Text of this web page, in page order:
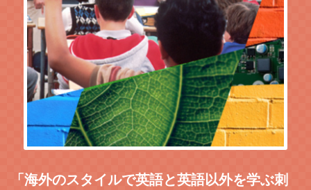
「海外のスタイルで英語と英語以外を学ぶ刺